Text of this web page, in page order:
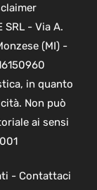
- Via A.
(MI) -
in quanto
Non può
ai sensi
- Contattaci